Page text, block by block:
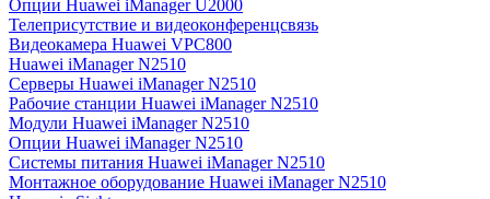
Опции Huawei iManager U2000
Телеприсутствие и видеоконференцсвязь
Видеокамера Huawei VPC800
Huawei iManager N2510
Серверы Huawei iManager N2510
Рабочие станции Huawei iManager N2510
Модули Huawei iManager N2510
Опции Huawei iManager N2510
Системы питания Huawei iManager N2510
Монтажное оборудование Huawei iManager N2510